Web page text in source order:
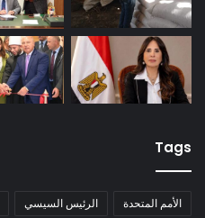
Tags
الأمم المتحدة الرئيس السيسي